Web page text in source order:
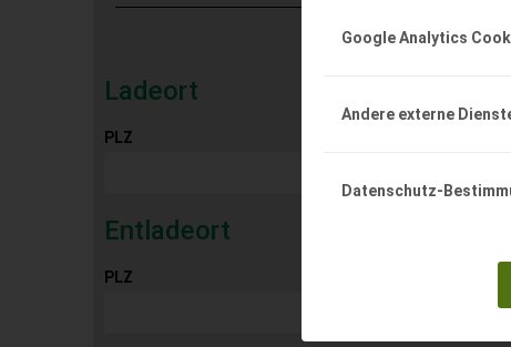
Google Analytics
Andere externe
Datenschutz-
Ladeort
PLZ
Entladeort
PLZ